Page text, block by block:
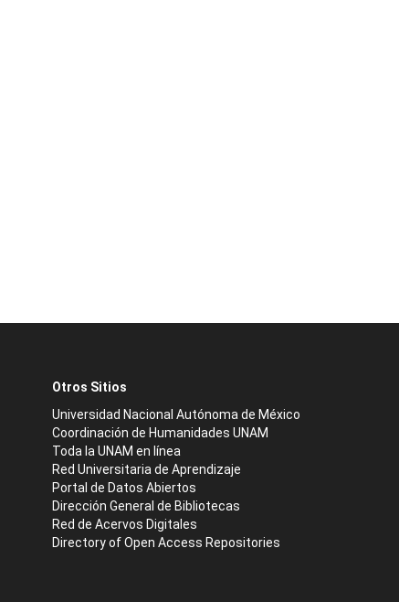
Otros Sitios
Universidad Nacional Autónoma de México
Coordinación de Humanidades UNAM
Toda la UNAM en línea
Red Universitaria de Aprendizaje
Portal de Datos Abiertos
Dirección General de Bibliotecas
Red de Acervos Digitales
Directory of Open Access Repositories